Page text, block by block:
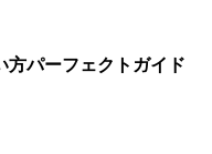
パーフェクトガイド